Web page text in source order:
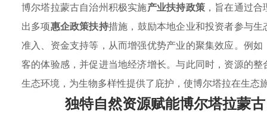
博尔塔拉蒙古自治州积极实施产业扶持政策，旨在通过合
出多项惠企政策扶持措施，鼓励本地企业和投资者参与
准入、资金支持等，从而增强优势产业的聚集效应。例
客的体验感，并促进当地经济增长。与此同时，资源的
生态环境，为生物多样性提供了庇护，使博尔塔拉在生态
独特自然资源赋能博尔塔拉蒙